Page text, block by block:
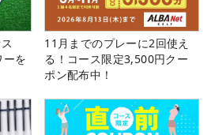
を
11月までのプレーに2回使え
る！コース限定3,500円クー
ポン配布中！